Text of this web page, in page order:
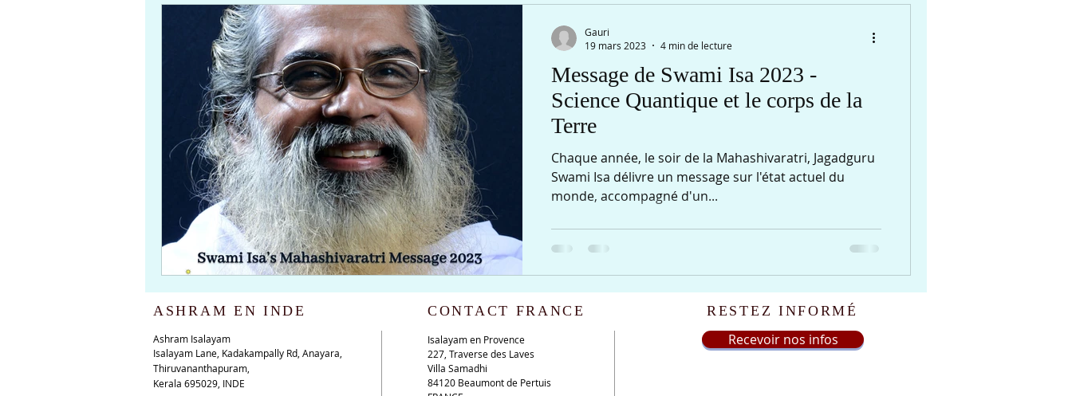
Message de Swami Isa 2023 -
Science Quantique et le corps de la
Terre
Chaque année, le soir de la Mahashivaratri, Jagadguru
Swami Isa délivre un message sur l'état actuel du
monde, accompagné d'un...
Gauri
19 mars 2023
4 min de lecture
ASHRAM EN INDE
Ashram Isalayam
Isalayam Lane, Kadakampally Rd, Anayara,
Thiruvananthapuram,
Kerala 695029, INDE
CONTACT FRANCE
Isalayam en Provence
227, Traverse des Laves
Villa Samadhi
84120 Beaumont de Pertuis
RESTEZ INFORMÉ
Recevoir nos infos